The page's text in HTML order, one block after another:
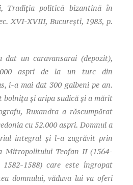
Tradiţia politică bizantină în
XVI-XVIII,Bucureşti, 1983, p.
un caravansarai (depozit),
aspri de la un turc din
i-a mai dat 300 galbeni pe an.
bolniţa şi aripa sudică şi a mărit
Ruxandra a răscumpărat
cu 52.000 aspri. Domnul a
integral şi l-a zugrăvit prin
Mitropolitului Teofan II (1564-
1582-1588) care este îngropat
domnului, văduva lui va oferi